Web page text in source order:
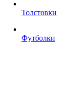
Толстовки
Футболки